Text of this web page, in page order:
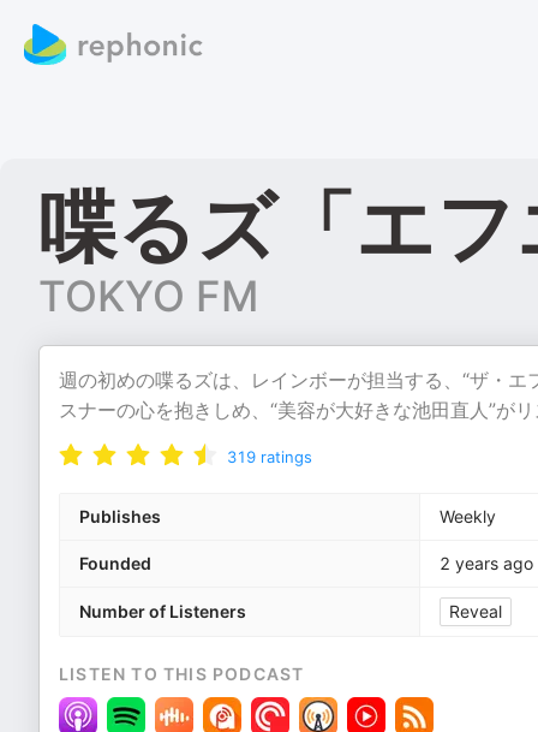
喋るズ「エフ
TOKYO FM
週の初めの喋るズは、レインボーが担当する、“ザ・エ
スナーの心を抱きしめ、“美容が大好きな池田直人”が
319 ratings
Publishes Weekly
Founded 2 years ago
Number of Listeners Reveal
LISTEN TO THIS PODCAST